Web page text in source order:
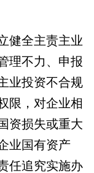
全主责主业
理不力、申报
业投资不合规
限，对企业相
资损失或重大
业国有资产
任追究实施办